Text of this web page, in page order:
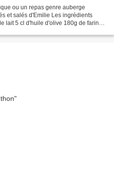
ou un repas genre auberge
et salés d'Emilie Les ingrédients
lait 5 cl d'huile d'olive 180g de farine